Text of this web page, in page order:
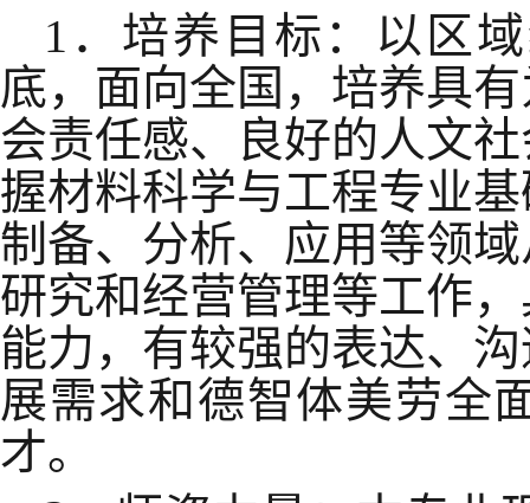
1．培养目标：以区
底，面向全国，培养具
会责任感、良好的人文
握材料科学与工程专业
制备、分析、应用等领
研究和经营管理等工作
能力，有较强的表达、
展需求和德智体美劳全
才。